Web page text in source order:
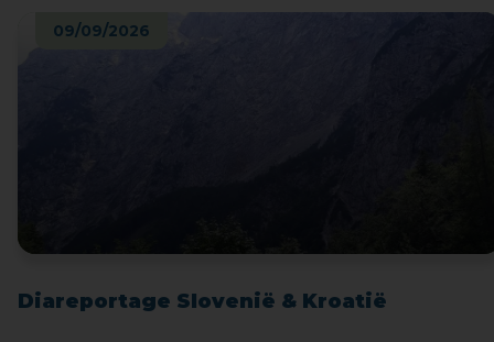
09/09/2026
Diareportage Slovenië & Kroatië